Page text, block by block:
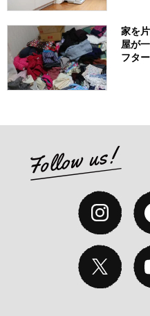
家を
屋が
フター